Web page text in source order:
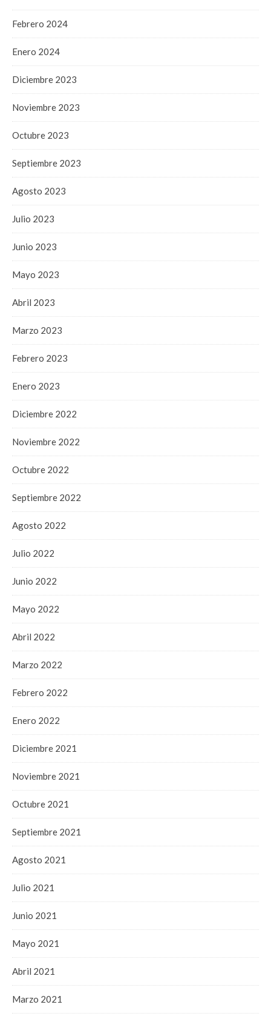
Febrero 2024
Enero 2024
Diciembre 2023
Noviembre 2023
Octubre 2023
Septiembre 2023
Agosto 2023
Julio 2023
Junio 2023
Mayo 2023
Abril 2023
Marzo 2023
Febrero 2023
Enero 2023
Diciembre 2022
Noviembre 2022
Octubre 2022
Septiembre 2022
Agosto 2022
Julio 2022
Junio 2022
Mayo 2022
Abril 2022
Marzo 2022
Febrero 2022
Enero 2022
Diciembre 2021
Noviembre 2021
Octubre 2021
Septiembre 2021
Agosto 2021
Julio 2021
Junio 2021
Mayo 2021
Abril 2021
Marzo 2021